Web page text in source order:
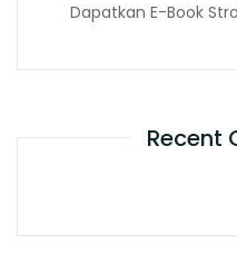
Dapatkan E-Book
Recent